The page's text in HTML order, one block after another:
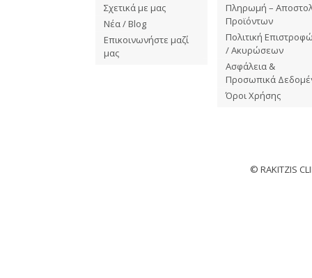
Σχετικά με μας
Νέα / Blog
Επικοινωνήστε μαζί
μας
Πληρωμή –
Προϊόντων
Πολιτική
/ Ακυρώσεων
Ασφάλεια &
Προσωπικά
Όροι Χρήσης
© RAKITZIS